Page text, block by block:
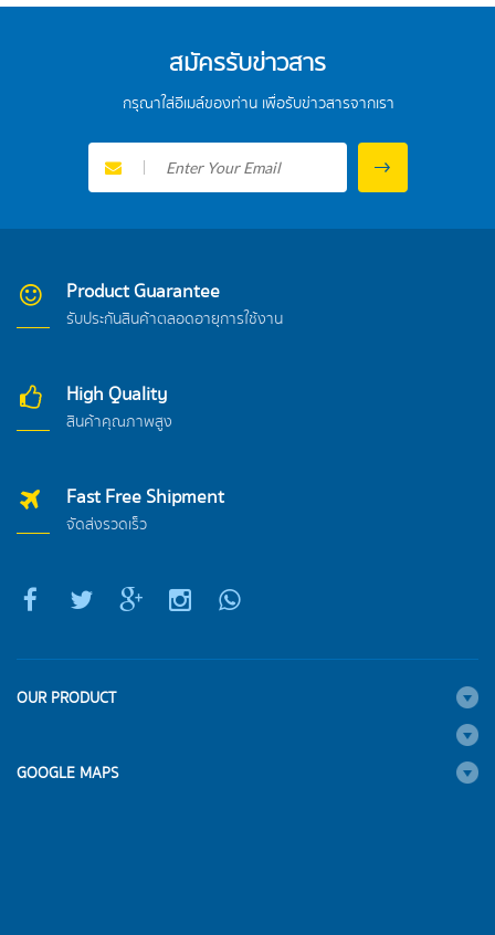
สมัครรับข่าวสาร
กรุณาใส่อีเมล์ของท่าน เพื่อรับข่าวสารจากเรา
Product Guarantee
รับประกันสินค้าตลอดอายุการใช้งาน
High Quality
สินค้าคุณภาพสูง
Fast Free Shipment
จัดส่งรวดเร็ว
OUR PRODUCT
GOOGLE MAPS